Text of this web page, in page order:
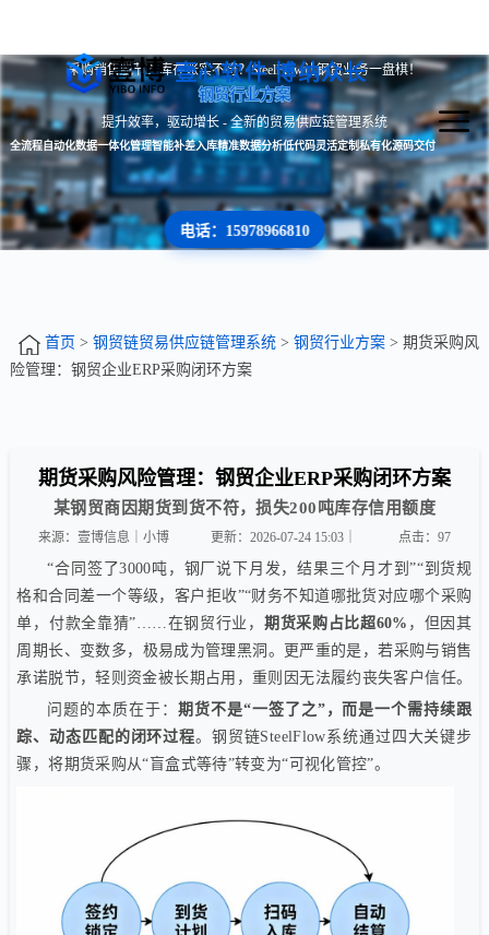
壹心软件 博纳众长
采购销售脱节？库存账实不符？SteelFlow让钢贸业务一盘棋！
钢贸行业方案
提升效率，驱动增长 - 全新的贸易供应链管理系统
全流程自动化数据一体化管理智能补差入库精准数据分析低代码灵活定制私有化源码交付
电话：15978966810
首页 > 钢贸链贸易供应链管理系统> 钢贸行业方案> 期货采购风
险管理：钢贸企业ERP采购闭环方案
期货采购风险管理：钢贸企业ERP采购闭环方案
某钢贸商因期货到货不符，损失200吨库存信用额度
来源：壹博信息｜小博 更新：2026-07-24 15:03｜ 点击：97
“合同签了3000吨，钢厂说下月发，结果三个月才到”“到货规
格和合同差一个等级，客户拒收”“财务不知道哪批货对应哪个采购
单，付款全靠猜”……在钢贸行业， 期货采购占比超60% ，但因其
周期长、变数多，极易成为管理黑洞。更严重的是，若采购与销售
承诺脱节，轻则资金被长期占用，重则因无法履约丧失客户信任。
问题的本质在于：期货不是“一签了之”，而是一个需持续跟
踪、动态匹配的闭环过程。钢贸链SteelFlow系统通过四大关键步
骤，将期货采购从“盲盒式等待”转变为“可视化管控”。